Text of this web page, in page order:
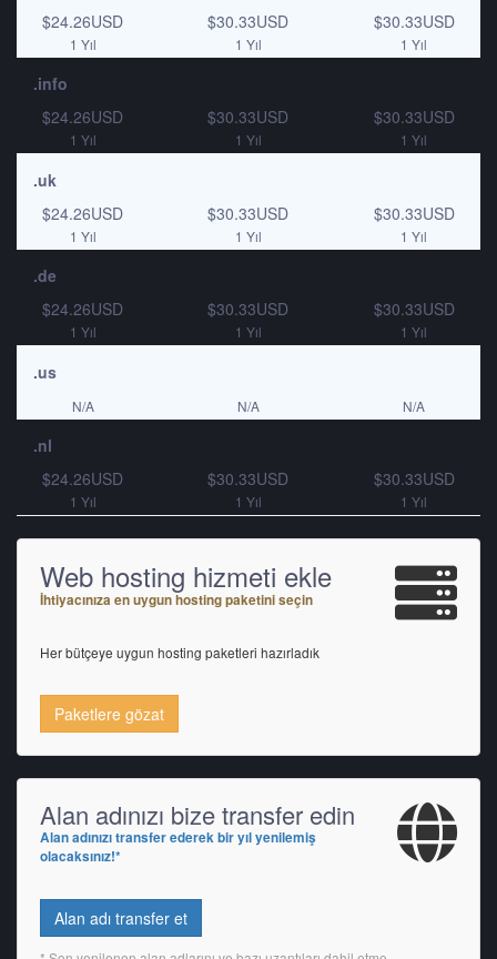
$24.26USD
1 Yıl
$30.33USD
1 Yıl
$30.33USD
1 Yıl
.info
$24.26USD
1 Yıl
$30.33USD
1 Yıl
$30.33USD
1 Yıl
.uk
$24.26USD
1 Yıl
$30.33USD
1 Yıl
$30.33USD
1 Yıl
.de
$24.26USD
1 Yıl
$30.33USD
1 Yıl
$30.33USD
1 Yıl
.us
N/A N/A N/A
.nl
$24.26USD
1 Yıl
$30.33USD
1 Yıl
$30.33USD
1 Yıl
Web hosting hizmeti ekle
İhtiyacınıza en uygun hosting paketini seçin
Her bütçeye uygun hosting paketleri hazırladık
Paketlere gözat
Alan adınızı bize transfer edin
Alan adınızı transfer ederek bir yıl yenilemiş
olacaksınız!*
Alan adı transfer et